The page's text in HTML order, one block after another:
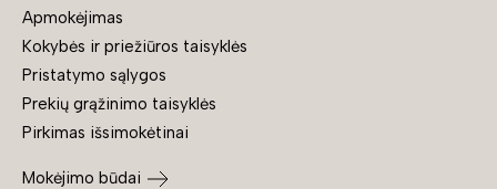
Apmokėjimas
Kokybės ir priežiūros taisyklės
Pristatymo sąlygos
Prekių grąžinimo taisyklės
Pirkimas išsimokėtinai
Mokėjimo būdai